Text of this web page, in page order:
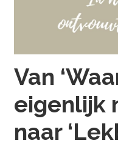
Van
eigenlijk
naar